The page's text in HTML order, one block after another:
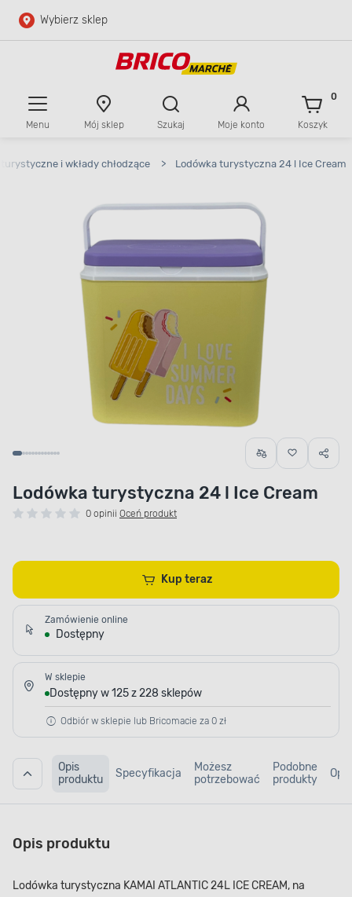
Przejdź do głównej zawartości
Wybierz sklep
Menu Mój sklep Szukaj Moje konto Koszyk
0
i wkłady chłodzące > Lodówka turystyczna 24 l Ice Cream
Lodówka turystyczna 24 l Ice Cream
0 opinii Oceń produkt
Kup teraz
Zamówienie online
Dostępny
W sklepie
Dostępny w 125 z 228 sklepów
Odbiór w sklepie lub Bricomacie za 0 zł
Opis
produktu
Specyfikacja
Możesz
potrzebować
Podobne
produkty
Opis produktu
Lodówka turystyczna KAMAI ATLANTIC 24L ICE CREAM, na